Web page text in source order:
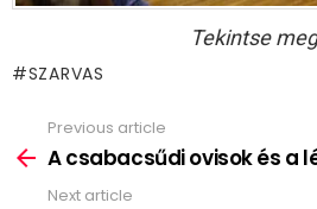
Tekintse
SZARVAS
more
Previous article
A csabacsűdi ovisok és a
Next article